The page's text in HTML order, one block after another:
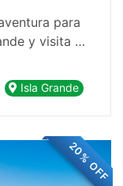
para
y visita el
algunos de
en una
Isla Grande
20% OFF